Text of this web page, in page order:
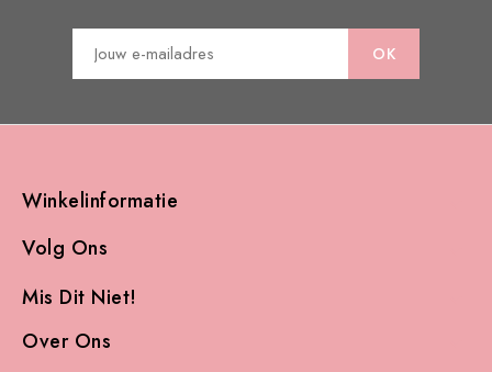
Winkelinformatie
Volg Ons
Mis Dit Niet!
Over Ons